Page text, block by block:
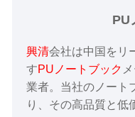
PU
興清会社は中国をリ
すPUノートブック
業者。当社のノート
り、その高品質と低